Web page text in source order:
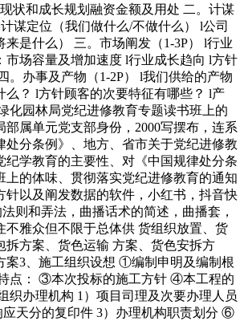
状和成长规划融资金额及用处 二。计谋
谋定位（我们做什么/不做什么） l公司
来是什么） 三。市场阐发（1-3P） l行业
市场容量及增加速度 l行业成长趋向 l方针
。办事及产物（1-2P） l我们供给的产物
么？ l方针顾客的次要特征有哪些？ l产
化园林局党纪进修教育专题读书班上的
部属单元党支部身份，2000写摆布，连系
处分条例》、地方、省市关于党纪进修教
纪学教育的主要性、对《中国规律处分条
上的体味、贯彻落实党纪进修教育的通知
针以及阐发数据的软件，小红书，抖音快
则和弄法，曲播话术的简述，曲播套，
不雅众但不限于总体供 货组织放置、货
拆方案、货色运输 方案、货色安拆方
案3、施工组织设想 ①编制申明及编制根
点： ③本次投标的施工方针 ④本工程的
织办理机构 1）项目司理及次要办理人员
应天分的复印件 3）办理机构职责划分 ⑥